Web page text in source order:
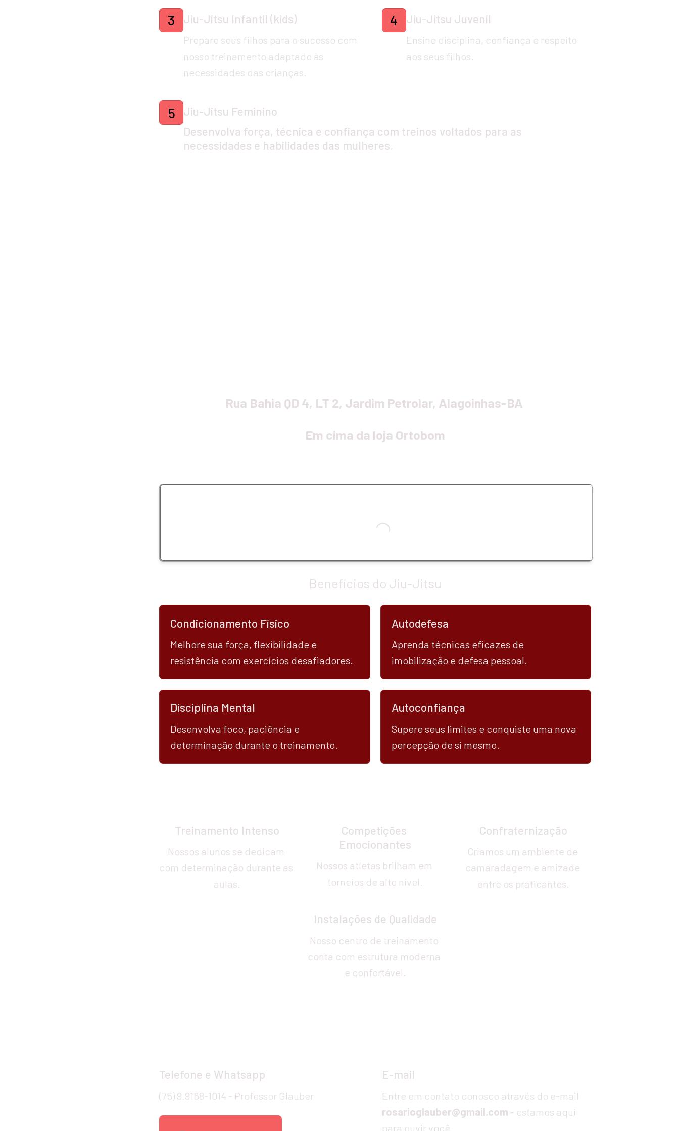
3 Jiu-Jitsu Infantil (kids)
Prepare seus filhos para o sucesso com
nosso treinamento adaptado às
necessidades das crianças.
4 Jiu-Jitsu Juvenil
Ensine disciplina, confiança e respeito
aos seus filhos.
5
Jiu-Jitsu Feminino
Desenvolva força, técnica e confiança com treinos voltados para as
necessidades e habilidades das mulheres.
Rua Bahia QD 4, LT 2, Jardim Petrolar, Alagoinhas-BA
Em cima da loja Ortobom
Loading...
Benefícios do Jiu-Jitsu
Condicionamento Físico
Melhore sua força, flexibilidade e
resistência com exercícios desafiadores.
Autodefesa
Aprenda técnicas eficazes de
imobilização e defesa pessoal.
Disciplina Mental
Desenvolva foco, paciência e
determinação durante o treinamento.
Autoconfiança
Supere seus limites e conquiste uma nova
percepção de si mesmo.
Treinamento Intenso
Nossos alunos se dedicam
com determinação durante as
aulas.
Competições
Emocionantes
Nossos atletas brilham em
torneios de alto nível.
Confraternização
Criamos um ambiente de
camaradagem e amizade
entre os praticantes.
Instalações de Qualidade
Nosso centro de treinamento
conta com estrutura moderna
e confortável.
Telefone e Whatsapp
(75) 9.9168-1014 - Professor Glauber
E-mail
rosarioglauber@gmail.com - estamos aqui
para ouvir você.